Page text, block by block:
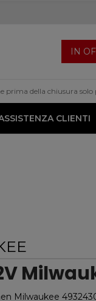
IN
prima della chiusura
CLIENTI
Milwaukee